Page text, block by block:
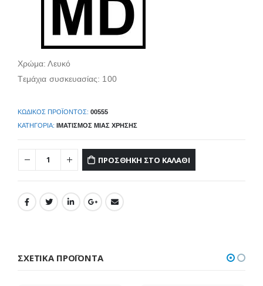
Χρώμα: Λευκό
Tεμάχια συσκευασίας: 100
ΚΩΔΙΚΌΣ ΠΡΟΪΌΝΤΟΣ: 00555
ΚΑΤΗΓΟΡΊΑ:
ΙΜΑΤΙΣΜΌΣ ΜΙΆΣ ΧΡΉΣΗΣ
ΠΡΟΣΘΉΚΗ ΣΤΟ ΚΑΛΆΘΙ
ΣΧΕΤΙΚΆ ΠΡΟΪΌΝΤΑ